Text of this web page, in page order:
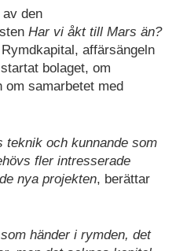
den
Har vi åkt till Mars än?
affärsängeln
bolaget, om
om samarbetet med
teknik och kunnande som
fler intresserade
nya projekten, berättar
händer i rymden, det